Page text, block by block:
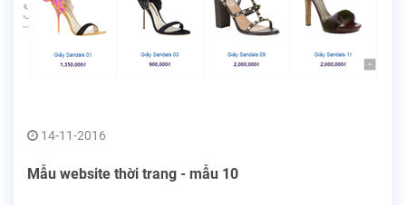
14-11-2016
Mẫu website thời trang - mẫu 10